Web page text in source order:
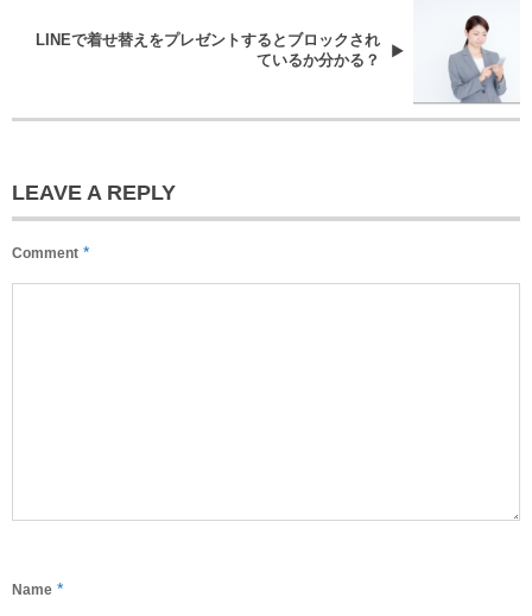
LINEで着せ替えをプレゼントするとブロックされ
ているか分かる？
LEAVE A REPLY
Comment *
Name *